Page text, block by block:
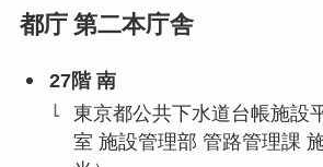
都庁 第二本庁舎
27階 南
東京都公共下水道台帳施設
室 施設管理部 管路管理課